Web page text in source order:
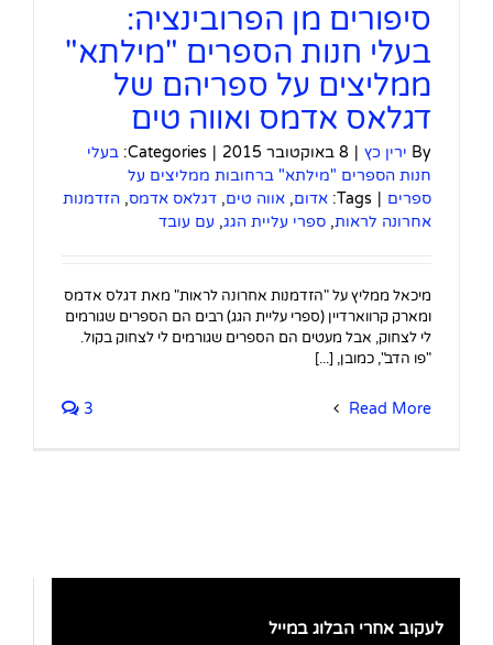
סיפורים מן הפרובינציה:
בעלי חנות הספרים "מילתא"
ממליצים על ספריהם של
דגלאס אדמס ואווה טים
By ירין כץ | 8 באוקטובר 2015 |
Categories: בעלי
חנות הספרים "מילתא" ברחובות ממליצים על
ספרים |
Tags: אדום, אווה טים, דגלאס אדמס, הזדמנות
אחרונה לראות, ספרי עליית הגג, עם עובד
מיכאל ממליץ על "הזדמנות אחרונה לראות" מאת דגלס אדמס
ומארק קרווארדיין (ספרי עליית הגג) רבים הם הספרים שגורמים
לי לצחוק, אבל מעטים הם הספרים שגורמים לי לצחוק בקול.
"פו הדב", כמובן, [...]
Read More
3
לעקוב אחרי הבלוג במייל